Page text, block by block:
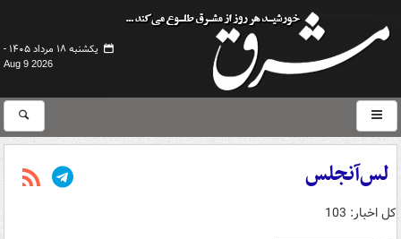
یکشنبه ۱۸ مرداد ۱۴۰۵ -
Aug 9 2026
لس‌آنجلس
کل اخبار: 103